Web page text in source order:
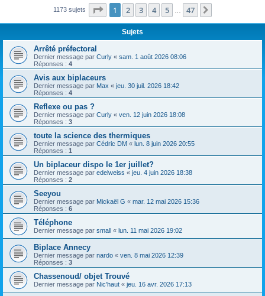
1173 sujets Page 1sur47
1 2 3 4 5 47
Sujets
Arrêté préfectoral
Dernier message par Curly « sam. 1 août 2026 08:06
Réponses : 4
Avis aux biplaceurs
Dernier message par Max « jeu. 30 juil. 2026 18:42
Réponses : 4
Reflexe ou pas ?
Dernier message par Curly « ven. 12 juin 2026 18:08
Réponses : 3
toute la science des thermiques
Dernier message par Cédric DM « lun. 8 juin 2026 20:55
Réponses : 1
Un biplaceur dispo le 1er juillet?
Dernier message par edelweiss « jeu. 4 juin 2026 18:38
Réponses : 2
Seeyou
Dernier message par Mickaël G « mar. 12 mai 2026 15:36
Réponses : 6
Téléphone
Dernier message par small « lun. 11 mai 2026 19:02
Biplace Annecy
Dernier message par nardo « ven. 8 mai 2026 12:39
Réponses : 3
Chassenoud/ objet Trouvé
Dernier message par Nic'haut « jeu. 16 avr. 2026 17:13